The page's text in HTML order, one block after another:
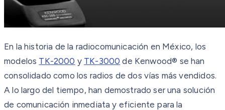
En la historia de la radiocomunicación en México, los
modelos TK-2000 y TK-3000 de Kenwood® se han
consolidado como los radios de dos vías más vendidos.
A lo largo del tiempo, han demostrado ser una solución
de comunicación inmediata y eficiente para la